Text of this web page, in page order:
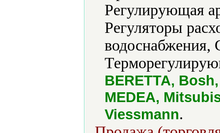
Регулирующая
Регуляторы
водоснабжения,
BERETTA,
MEDEA,
Viessmann.